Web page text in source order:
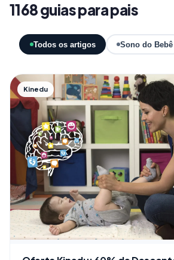
1168 guias para pais
Todos os artigos Sono do Bebê
Kinedu